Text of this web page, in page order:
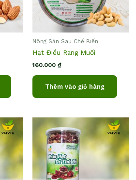
Nông Sản Sau Chế Biến
Hạt Điều Rang Muối
160.000 ₫
Thêm vào giỏ hàng